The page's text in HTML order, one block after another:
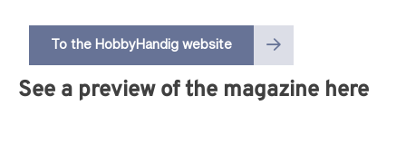
To the HobbyHandig website
See a preview of the magazine here